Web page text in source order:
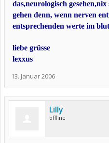
das,neurologisch
gehen denn, wenn nerven
entsprechenden werte im
liebe grüsse
lexxus
13. Januar 2006
Lilly
offline